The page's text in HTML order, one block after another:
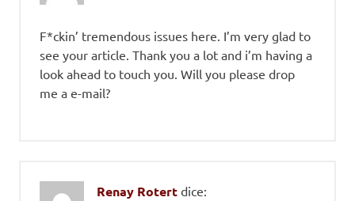
F*ckin’ tremendous issues here. I’m very glad to
see your article. Thank you a lot and i’m having a
look ahead to touch you. Will you please drop
me a e-mail?
Renay Rotert dice: